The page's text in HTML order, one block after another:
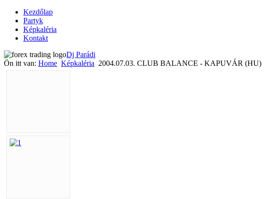
Kezdőlap
Partyk
Képkaléria
Kontakt
Dj Parádi
Ön itt van: Home Képkaléria 2004.07.03. CLUB BALANCE - KAPUVÁR (HU)